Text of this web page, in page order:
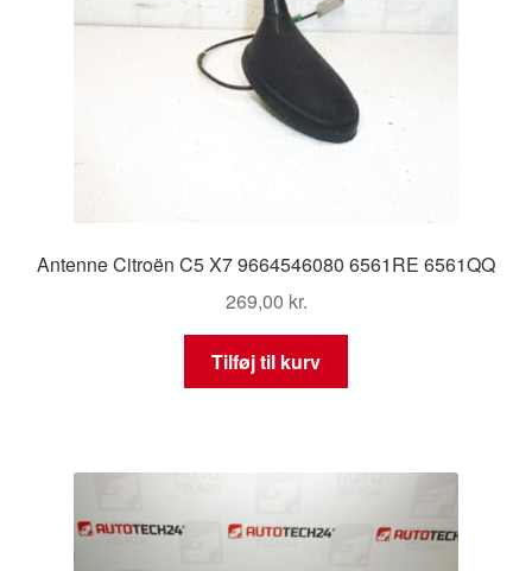
Antenne Citroën C5 X7 9664546080 6561RE 6561QQ
269,00 kr.
Tilføj til kurv